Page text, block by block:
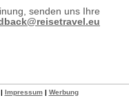
senden uns Ihre
Impressum| Werbung